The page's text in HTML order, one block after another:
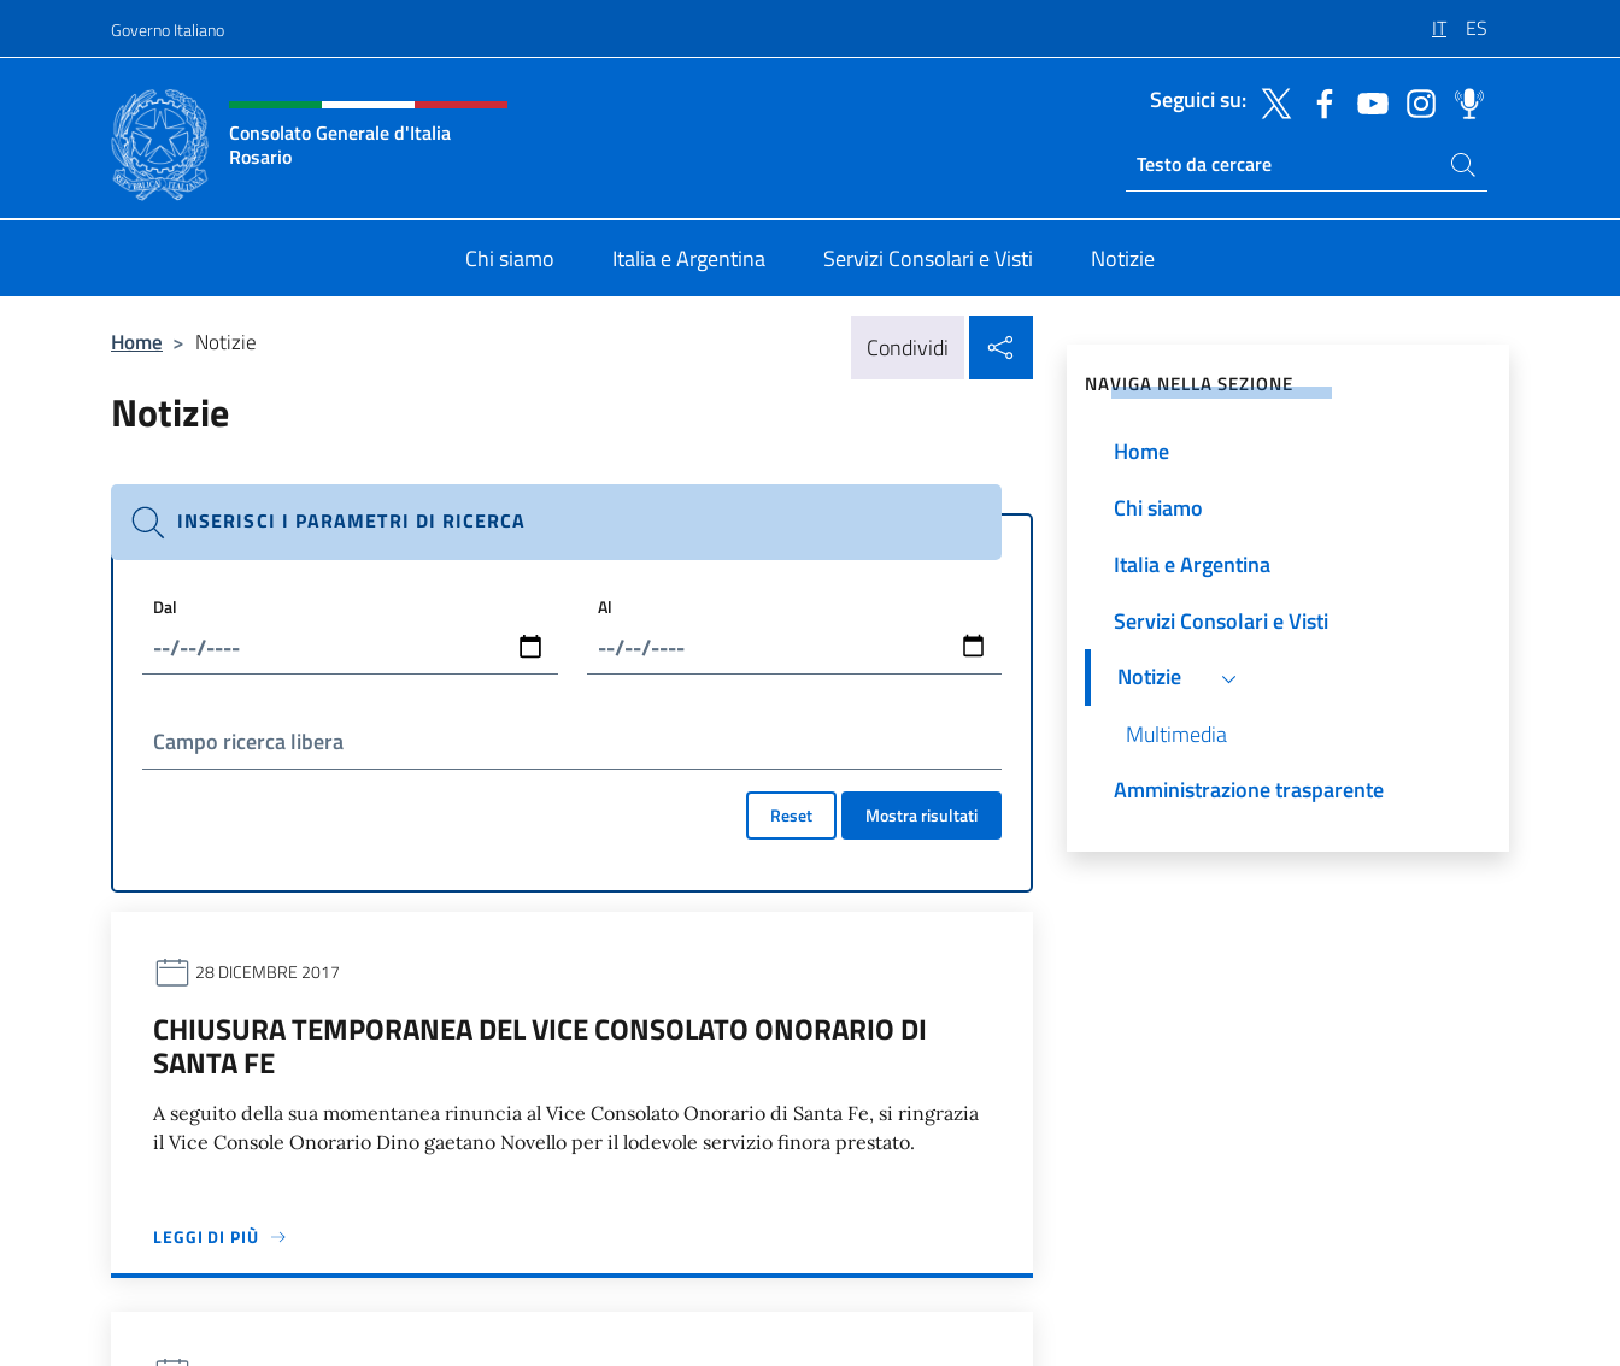
Governo Italiano IT ES
Intestazione sito, social e menù
Consolato Generale d'Italia
Rosario
Seguici su:
Ricerca sito live
Cerca nel sito
Chi siamo Italia e Argentina Servizi Consolari e Visti Notizie
Home > Notizie Condividi
Notizie
INSERISCI I PARAMETRI DI RICERCA
Dal Al
Campo ricerca libera
Reset Mostra risultati
28 DICEMBRE 2017
CHIUSURA TEMPORANEA DEL VICE CONSOLATO ONORARIO DI
SANTA FE
A seguito della sua momentanea rinuncia al Vice Consolato Onorario di Santa Fe, si ringrazia
il Vice Console Onorario Dino gaetano Novello per il lodevole servizio finora prestato.
LEGGI DI PIÙ
NAVIGA NELLA SEZIONE
Home
Chi siamo
Italia e Argentina
Servizi Consolari e Visti
Notizie
Multimedia
Amministrazione trasparente